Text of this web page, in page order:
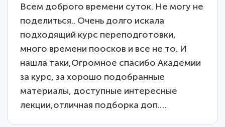
Всем доброго времени суток. Не могу не
поделиться.. Очень долго искала
подходящий курс переподготовки,
много времени поосков и все не то. И
нашла таки,Огромное спасибо Академии
за курс, за хорошо подобранные
материалы, доступные интересные
лекции,отличная подборка доп.…